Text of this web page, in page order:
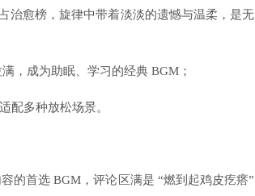
治愈榜，旋律中带着淡淡的遗憾与温柔，是无
，成为助眠、学习的经典 BGM；
配多种放松场景。
的首选 BGM，评论区满是 “燃到起鸡皮疙瘩”